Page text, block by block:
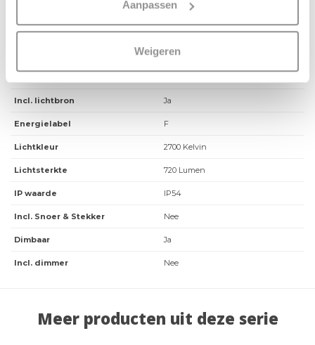
Aanpassen
Weigeren
10.8 x 11.8 x 6.5cm (BxDxH)
Overige maten
Geen fitting geïntegreerde led
Incl. lichtbron Ja
Energielabel F
Lichtkleur 2700 Kelvin
Lichtsterkte 720 Lumen
IP waarde IP54
Incl. Snoer & Stekker Nee
Dimbaar Ja
Incl. dimmer Nee
Meer producten uit deze serie